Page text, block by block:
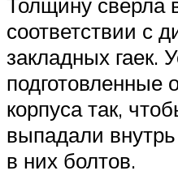
соответствии с
закладных гаек.
подготовленные
корпуса так,
выпадали
в них болтов.